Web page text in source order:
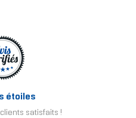
étoiles
satisfaits !